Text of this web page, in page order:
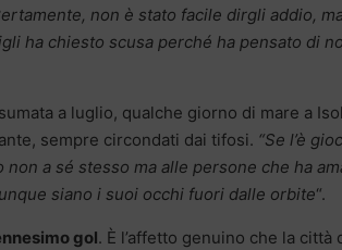
non è stato facile dirgli addio,
ha chiesto scusa perché ha pensato di
a luglio, qualche giorno di mare a
sempre circondati dai tifosi. “Se l’è
non a sé stesso ma alle persone che ha
siano i suoi occhi fuori dalle orbite“.
gol. È l’affetto genuino che la